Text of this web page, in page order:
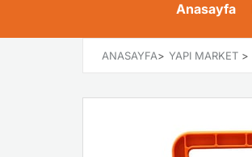
Anasayfa
ANASAYFA> YAPI MARKET >